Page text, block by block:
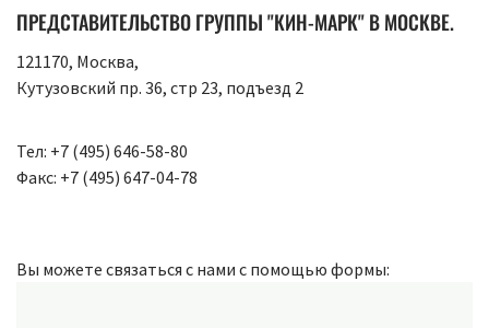
ПРЕДСТАВИТЕЛЬСТВО ГРУППЫ "КИН-МАРК" В МОСКВЕ.
121170, Москва,
Кутузовский пр. 36, стр 23, подъезд 2
Тел: +7 (495) 646-58-80
Факс: +7 (495) 647-04-78
Вы можете связаться с нами с помощью формы: